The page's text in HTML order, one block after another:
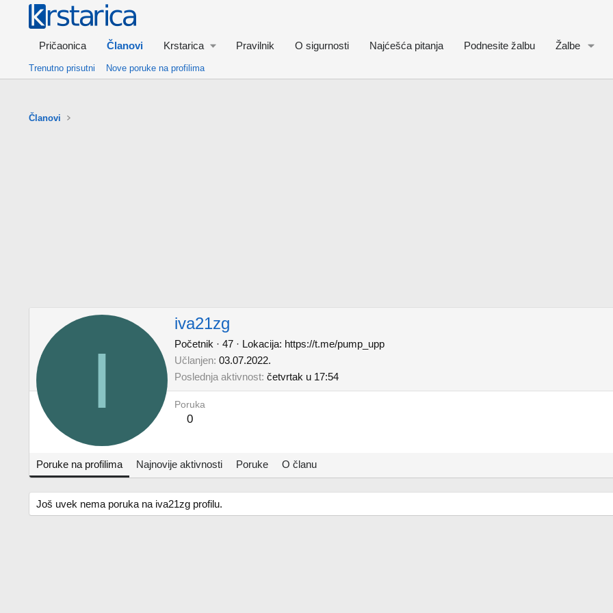
Pričaonica Članovi Krstarica Pravilnik O sigurnosti Najćešća pitanja Podnesite žalbu Žalbe
Trenutno prisutni Nove poruke na profilima
Članovi
I
iva21zg
Početnik · 47 · Lokacija: https://t.me/pump_upp
Učlanjen 03.07.2022.
Poslednja aktivnost četvrtak u 17:54
Poruka
0
Poruke na profilima Najnovije aktivnosti Poruke O članu
Još uvek nema poruka na iva21zg profilu.